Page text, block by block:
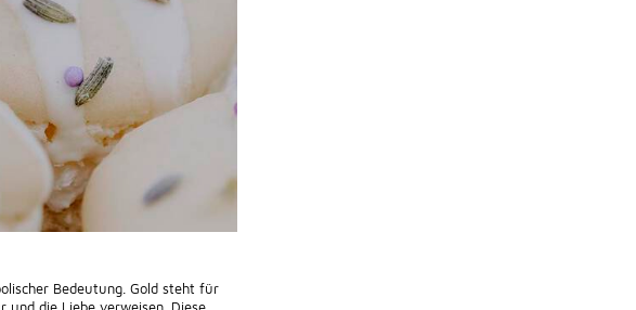
Bedeutung. Gold steht für